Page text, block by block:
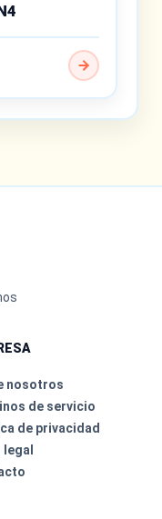
nosotros
de servicio
de privacidad